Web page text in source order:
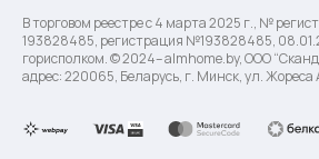
В торговом реестре с 4 марта 2025 г., №
193828485, регистрация №193828485,
горисполком. © 2024– almhome.by, ООО
адрес: 220065, Беларусь, г. Минск, ул. Жореса